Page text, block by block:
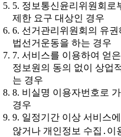
5. 정보통신윤리위원회로
제한 요구 대상인 경우
6. 선거관리위원회의 유
법선거운동을 하는 경우
7. 서비스를 이용하여 얻
정보원의 동의 없이 상업
는 경우
8. 비실명 이용자번호로
경우
9. 일정기간 이상 서비스
않거나 개인정보 수집․이